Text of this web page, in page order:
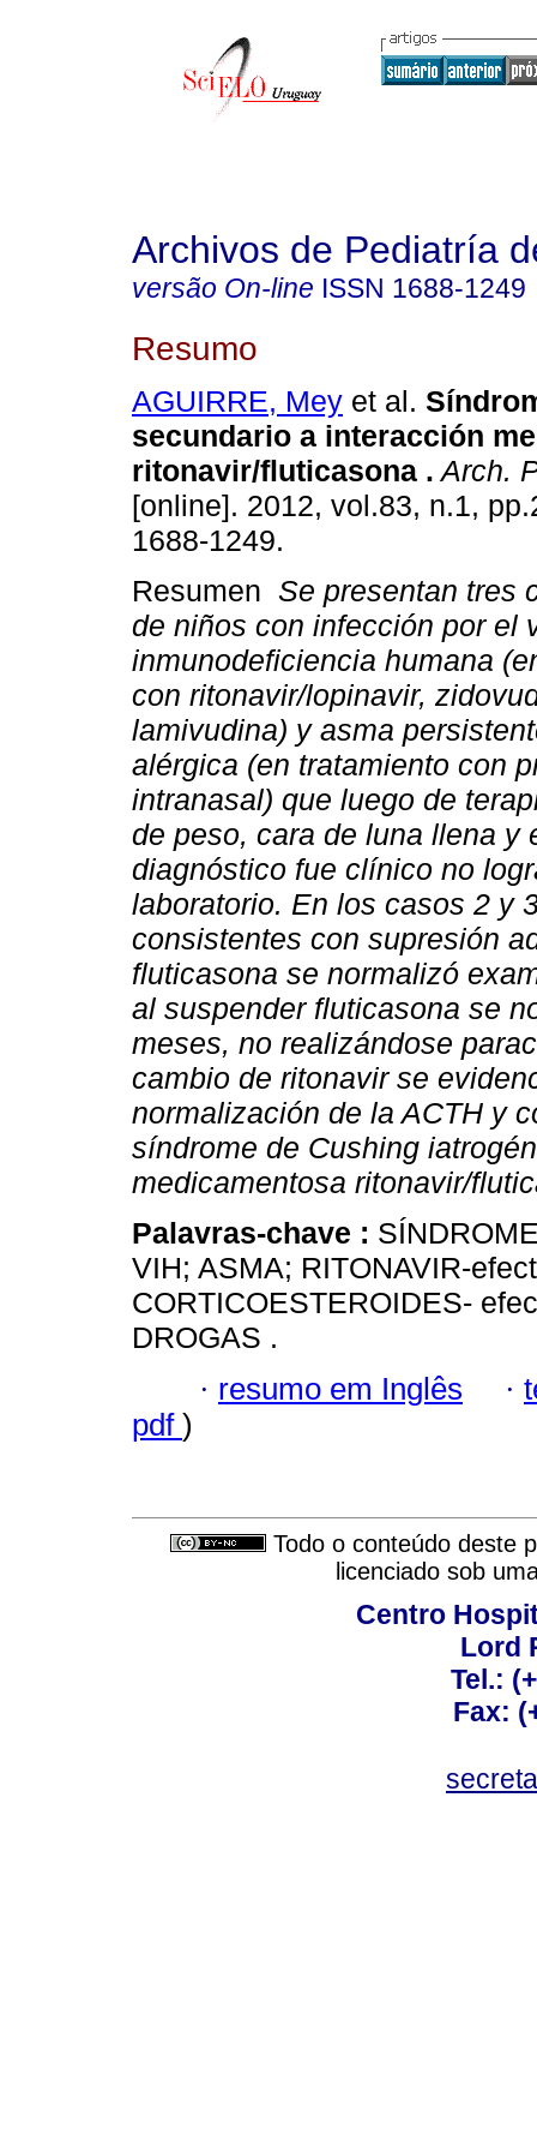
Archivos de Pediatría
versão On-line ISSN 1688-1249
Resumo
AGUIRRE, Mey et al.
secundario a interacción
ritonavir/fluticasona . Arch.
[online]. 2012, vol.83, n.1,
1688-1249.
Resumen Se presentan tres
de niños con infección por el
inmunodeficiencia humana
con ritonavir/lopinavir,
lamivudina) y asma
alérgica (en tratamiento con
intranasal) que luego de
de peso, cara de luna llena y
diagnóstico fue clínico no
laboratorio. En los casos 2 y
consistentes con supresión
fluticasona se normalizó
al suspender fluticasona se
meses, no realizándose
cambio de ritonavir se
normalización de la ACTH y
síndrome de Cushing
medicamentosa ritonavir/
Palavras-chave :
VIH; ASMA; RITONAVIR-
CORTICOESTEROIDES-
DROGAS .
· resumo em Inglês ·
pdf )
Todo o conteúdo deste
licenciado sob
Centro
Lord
Tel.:
Fax: